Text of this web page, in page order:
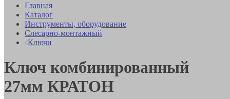
Главная
Каталог
Инструменты, оборудование
Слесарно-монтажный
Ключи
Ключ комбинированный
27мм КРАТОН